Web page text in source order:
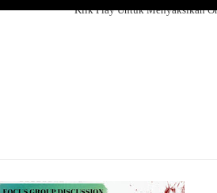
Klik Play Untuk Menyaksikan